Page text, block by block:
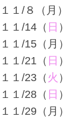
１１/８（月）
１１/14（ 日 ）
１１/15（月）
１１/21（ 日 ）
１１/23（ 火 ）
１１/28（ 日 ）
１１/29（月）